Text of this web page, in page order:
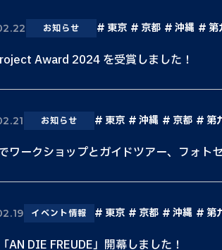
お知らせ 東京 京都 沖縄 第
Award 2024 を受賞しました！
お知らせ 東京 沖縄 京都 第
ワークショップとガイドツアー、フォト
イベント情報 東京 京都 沖縄 第
AN DIE FREUDE」開幕しました！